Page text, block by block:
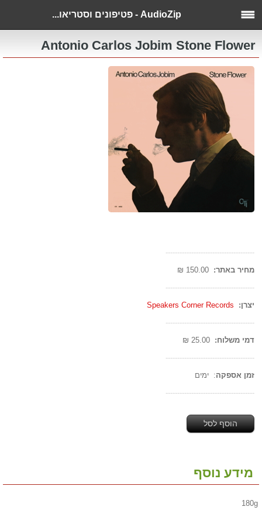
AudioZip - פטיפונים וסטריאו...
--------------------------------------
מחיר באתר:
--------------------------------------
יצרן:
Speakers Corner Records
--------------------------------------
דמי משלוח:
--------------------------------------
זמן אספקה: ימים
--------------------------------------
הוסף לסל
מידע נוסף
180g